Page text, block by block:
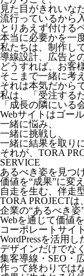
見た目がきれいな
流行っているから
とりあえず付ける
本当に必要かを一
私たちは、制作し
導線設計、広告と
どうすれば、お客
そこまで一緒に考
それは本気だから
私は、「受注する
「成長の隣にいる
Webサイトはゴー
一緒に悩み、
一緒に挑戦し、
一緒に結果を取り
それが、TORA
SERVICE
あるべき姿を見つ
価値を“成果”に変
自走を生む、伴走
TORA PROJECTは、
企業の“あるべき姿
Webを通じて価値
コーポレートサイ
WordPressを活用
デザインだけでなく
集客導線・SEO・
作って終わりでは